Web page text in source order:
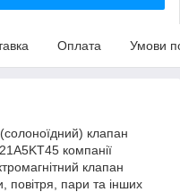
Оплата Умови
клапан
компанії
клапан
повітря, пари та інших